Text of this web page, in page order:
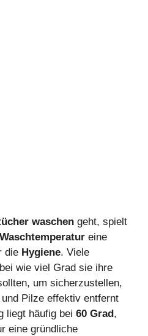
waschen geht, spielt
Waschtemperatur eine
die Hygiene. Viele
wie viel Grad sie ihre
um sicherzustellen,
und Pilze effektiv entfernt
liegt häufig bei 60 Grad ,
eine gründliche